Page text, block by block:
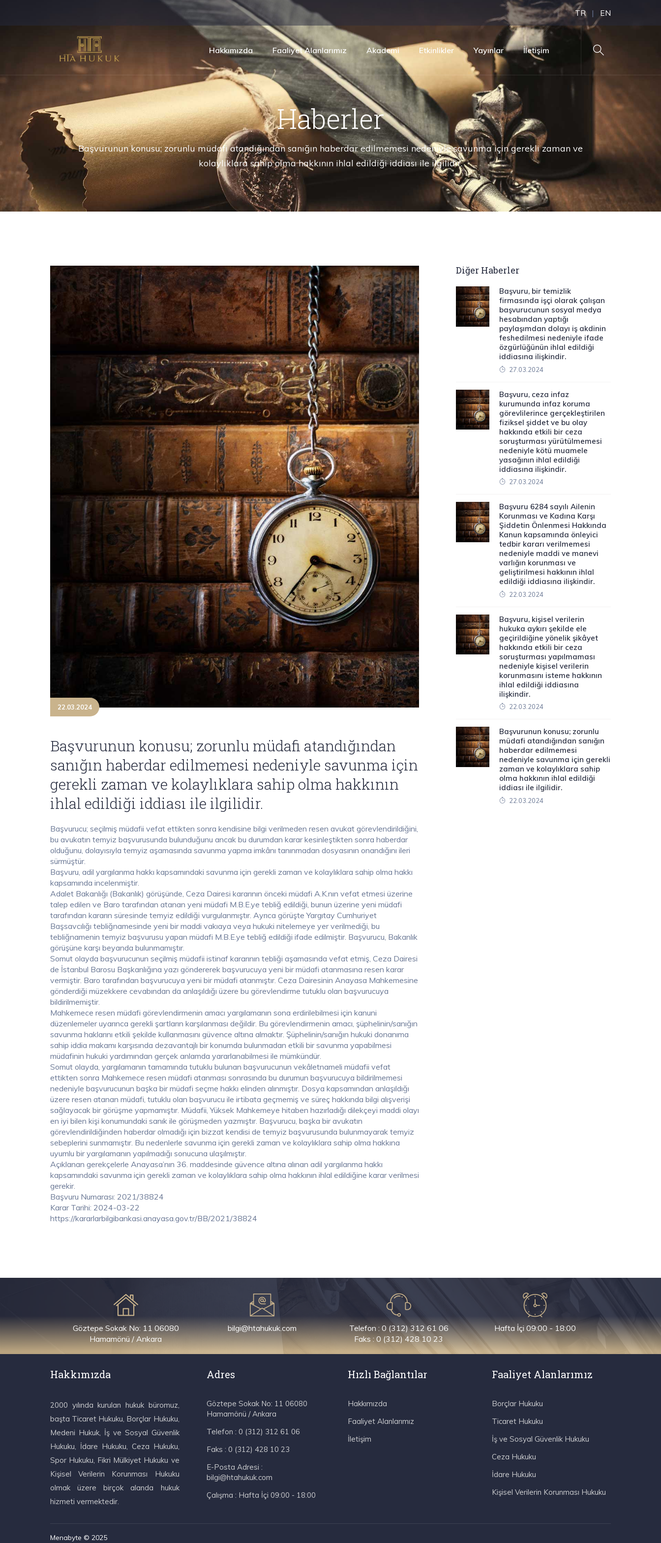
TR| EN
Hakkımızda Faaliyet Alanlarımız Akademi Etkinlikler Yayınlar İletişim
Haberler
Başvurunun konusu; zorunlu müdafi atandığından sanığın haberdar edilmemesi nedeniyle savunma için gerekli zaman ve
kolaylıklara sahip olma hakkının ihlal edildiği iddiası ile ilgilidir.
22.03.2024
Başvurunun konusu; zorunlu müdafi atandığından
sanığın haberdar edilmemesi nedeniyle savunma için
gerekli zaman ve kolaylıklara sahip olma hakkının
ihlal edildiği iddiası ile ilgilidir.
Başvurucu; seçilmiş müdafii vefat ettikten sonra kendisine bilgi verilmeden resen avukat görevlendirildiğini,
bu avukatın temyiz başvurusunda bulunduğunu ancak bu durumdan karar kesinleştikten sonra haberdar
olduğunu, dolayısıyla temyiz aşamasında savunma yapma imkânı tanınmadan dosyasının onandığını ileri
sürmüştür.
Başvuru, adil yargılanma hakkı kapsamındaki savunma için gerekli zaman ve kolaylıklara sahip olma hakkı
kapsamında incelenmiştir.
Adalet Bakanlığı (Bakanlık) görüşünde, Ceza Dairesi kararının önceki müdafi A.K.nın vefat etmesi üzerine
talep edilen ve Baro tarafından atanan yeni müdafi M.B.E.ye tebliğ edildiği, bunun üzerine yeni müdafi
tarafından kararın süresinde temyiz edildiği vurgulanmıştır. Ayrıca görüşte Yargıtay Cumhuriyet
Başsavcılığı tebliğnamesinde yeni bir maddi vakıaya veya hukuki nitelemeye yer verilmediği, bu
tebliğnamenin temyiz başvurusu yapan müdafi M.B.E.ye tebliğ edildiği ifade edilmiştir. Başvurucu, Bakanlık
görüşüne karşı beyanda bulunmamıştır.
Somut olayda başvurucunun seçilmiş müdafii istinaf kararının tebliği aşamasında vefat etmiş, Ceza Dairesi
de İstanbul Barosu Başkanlığına yazı göndererek başvurucuya yeni bir müdafi atanmasına resen karar
vermiştir. Baro tarafından başvurucuya yeni bir müdafi atanmıştır. Ceza Dairesinin Anayasa Mahkemesine
gönderdiği müzekkere cevabından da anlaşıldığı üzere bu görevlendirme tutuklu olan başvurucuya
bildirilmemiştir.
Mahkemece resen müdafi görevlendirmenin amacı yargılamanın sona erdirilebilmesi için kanuni
düzenlemeler uyarınca gerekli şartların karşılanması değildir. Bu görevlendirmenin amacı, şüphelinin/sanığın
savunma haklarını etkili şekilde kullanmasını güvence altına almaktır. Şüphelinin/sanığın hukuki donanıma
sahip iddia makamı karşısında dezavantajlı bir konumda bulunmadan etkili bir savunma yapabilmesi
müdafinin hukuki yardımından gerçek anlamda yararlanabilmesi ile mümkündür.
Somut olayda, yargılamanın tamamında tutuklu bulunan başvurucunun vekâletnameli müdafii vefat
ettikten sonra Mahkemece resen müdafi atanması sonrasında bu durumun başvurucuya bildirilmemesi
nedeniyle başvurucunun başka bir müdafi seçme hakkı elinden alınmıştır. Dosya kapsamından anlaşıldığı
üzere resen atanan müdafi, tutuklu olan başvurucu ile irtibata geçmemiş ve süreç hakkında bilgi alışverişi
sağlayacak bir görüşme yapmamıştır. Müdafii, Yüksek Mahkemeye hitaben hazırladığı dilekçeyi maddi olayı
en iyi bilen kişi konumundaki sanık ile görüşmeden yazmıştır. Başvurucu, başka bir avukatın
görevlendirildiğinden haberdar olmadığı için bizzat kendisi de temyiz başvurusunda bulunmayarak temyiz
sebeplerini sunmamıştır. Bu nedenlerle savunma için gerekli zaman ve kolaylıklara sahip olma hakkına
uyumlu bir yargılamanın yapılmadığı sonucuna ulaşılmıştır.
Açıklanan gerekçelerle Anayasa’nın 36. maddesinde güvence altına alınan adil yargılanma hakkı
kapsamındaki savunma için gerekli zaman ve kolaylıklara sahip olma hakkının ihlal edildiğine karar verilmesi
gerekir.
Başvuru Numarası: 2021/38824
Karar Tarihi: 2024-03-22
https://kararlarbilgibankasi.anayasa.gov.tr/BB/2021/38824
Diğer Haberler
Başvuru, bir temizlik
firmasında işçi olarak çalışan
başvurucunun sosyal medya
hesabından yaptığı
paylaşımdan dolayı iş akdinin
feshedilmesi nedeniyle ifade
özgürlüğünün ihlal edildiği
iddiasına ilişkindir.
27.03.2024
Başvuru, ceza infaz
kurumunda infaz koruma
görevlilerince gerçekleştirilen
fiziksel şiddet ve bu olay
hakkında etkili bir ceza
soruşturması yürütülmemesi
nedeniyle kötü muamele
yasağının ihlal edildiği
iddiasına ilişkindir.
27.03.2024
Başvuru 6284 sayılı Ailenin
Korunması ve Kadına Karşı
Şiddetin Önlenmesi Hakkında
Kanun kapsamında önleyici
tedbir kararı verilmemesi
nedeniyle maddi ve manevi
varlığın korunması ve
geliştirilmesi hakkının ihlal
edildiği iddiasına ilişkindir.
22.03.2024
Başvuru, kişisel verilerin
hukuka aykırı şekilde ele
geçirildiğine yönelik şikâyet
hakkında etkili bir ceza
soruşturması yapılmaması
nedeniyle kişisel verilerin
korunmasını isteme hakkının
ihlal edildiği iddiasına
ilişkindir.
22.03.2024
Başvurunun konusu; zorunlu
müdafi atandığından sanığın
haberdar edilmemesi
nedeniyle savunma için gerekli
zaman ve kolaylıklara sahip
olma hakkının ihlal edildiği
iddiası ile ilgilidir.
22.03.2024
Göztepe Sokak No: 11 06080
Hamamönü / Ankara
bilgi@htahukuk.com
Telefon : 0 (312) 312 61 06
Faks : 0 (312) 428 10 23
Hafta İçi 09:00 - 18:00
Hakkımızda
2000 yılında kurulan hukuk büromuz,
başta Ticaret Hukuku, Borçlar Hukuku,
Medeni Hukuk, İş ve Sosyal Güvenlik
Hukuku, İdare Hukuku, Ceza Hukuku,
Spor Hukuku, Fikri Mülkiyet Hukuku ve
Kişisel Verilerin Korunması Hukuku
olmak üzere birçok alanda hukuk
hizmeti vermektedir.
Adres
Göztepe Sokak No: 11 06080
Hamamönü / Ankara
Telefon : 0 (312) 312 61 06
Faks : 0 (312) 428 10 23
E-Posta Adresi :
bilgi@htahukuk.com
Çalışma : Hafta İçi 09:00 - 18:00
Hızlı Bağlantılar
Hakkımızda
Faaliyet Alanlarımız
İletişim
Faaliyet Alanlarımız
Borçlar Hukuku
Ticaret Hukuku
İş ve Sosyal Güvenlik Hukuku
Ceza Hukuku
İdare Hukuku
Kişisel Verilerin Korunması Hukuku
Menabyte © 2025